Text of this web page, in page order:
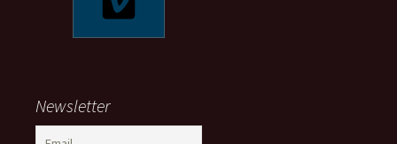
Newsletter